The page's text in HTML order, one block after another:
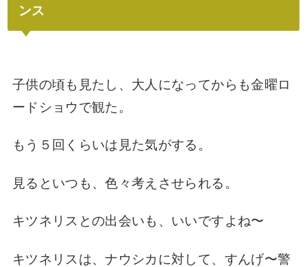
ンス
子供の頃も見たし、 大人になってからも金曜ロ
ードショウで観た。
もう５回くらいは 見た気がする。
見るといつも、色々考えさせられる。
キツネリスとの出会いも、 いいですよね〜
キツネリスは、ナウシカに対して、 すんげ〜警